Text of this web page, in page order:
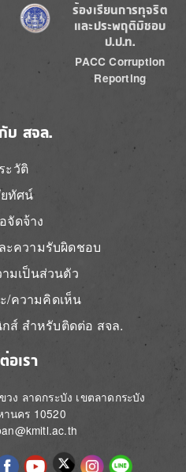
Image
ร้องเรียนการทุจริต
และประพฤติมิชอบ
ป.ป.ท.
PACC Corruption
Reporting
บ สจล.
ะวัติ
ทัศน์
จัดจ้าง
ะความรับผิดชอบ
มเป็นส่วนตัว
/ความคิดเห็น
ส์ สำหรับติดต่อ สจล.
อเรา
ง ลาดกระบัง เขตลาดกระบัง
านคร 10520
ImageImageImageImage